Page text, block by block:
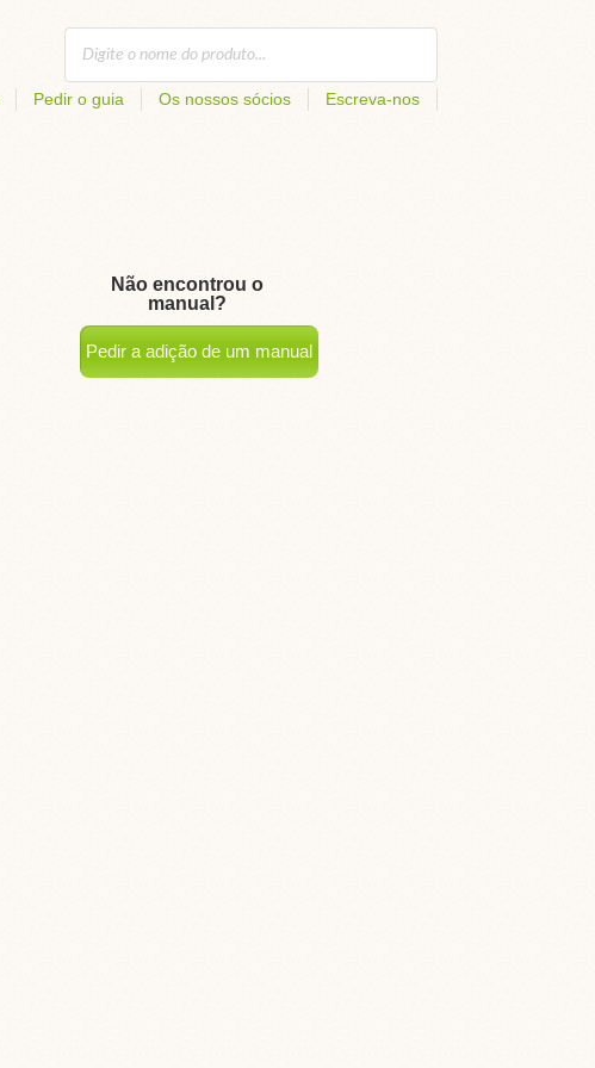
Pedir o guia Os nossos sócios Escreva-nos
Não encontrou o
manual?
Pedir a adição de um manual